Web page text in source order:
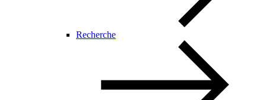
Recherche